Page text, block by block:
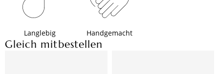
Langlebig Handgemacht
Gleich mitbestellen